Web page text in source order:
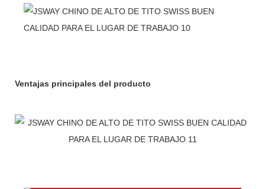
Ventajas principales del producto